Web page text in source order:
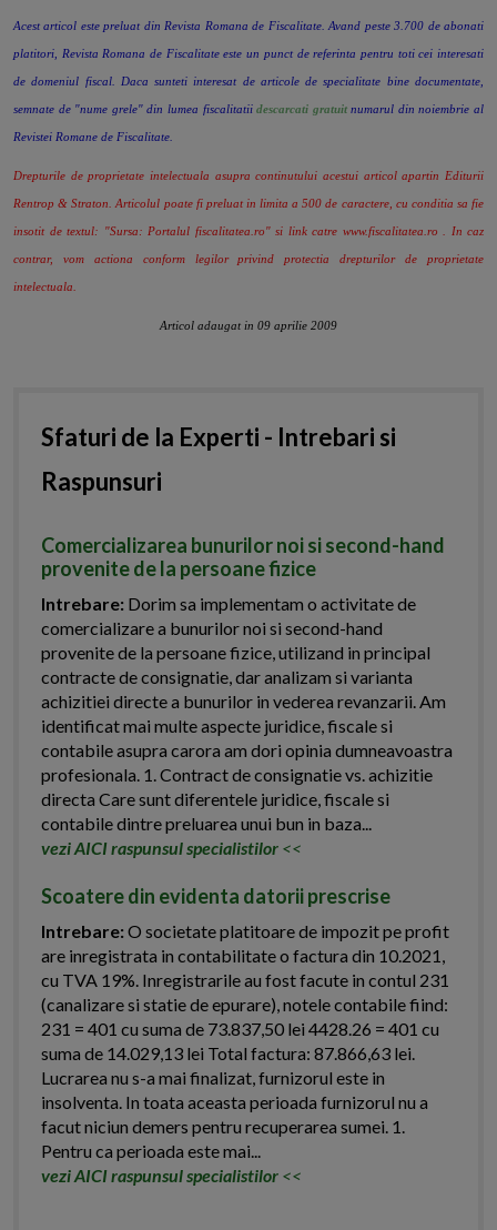
Acest articol este preluat din Revista Romana de Fiscalitate. Avand peste 3.700 de abonati
platitori, Revista Romana de Fiscalitateeste un punct de referinta pentru toti cei interesati
de domeniul fiscal. Daca sunteti interesat de articole de specialitate bine documentate,
semnate de "nume grele" din lumea fiscalitatiidescarcati gratuitnumarul din noiembrie al
Revistei Romane de Fiscalitate.
Drepturile de proprietate intelectuala asupra continutului acestui articol apartin Editurii
Rentrop & Straton. Articolul poate fi preluat in limita a 500 de caractere, cu conditia sa fie
insotit de textul: "Sursa: Portalul fiscalitatea.ro" si link catre www.fiscalitatea.ro . In caz
contrar, vom actiona conform legilor privind protectia drepturilor de proprietate
intelectuala.
Articol adaugat in 09 aprilie 2009
Sfaturi de la Experti - Intrebari si
Raspunsuri
Comercializarea bunurilor noi si second-hand
provenite de la persoane fizice
Intrebare: Dorim sa implementam o activitate de
comercializare a bunurilor noi si second-hand
provenite de la persoane fizice, utilizand in principal
contracte de consignatie, dar analizam si varianta
achizitiei directe a bunurilor in vederea revanzarii. Am
identificat mai multe aspecte juridice, fiscale si
contabile asupra carora am dori opinia dumneavoastra
profesionala. 1. Contract de consignatie vs. achizitie
directa Care sunt diferentele juridice, fiscale si
contabile dintre preluarea unui bun in baza...
vezi AICI raspunsul specialistilor <<
Scoatere din evidenta datorii prescrise
Intrebare:O societate platitoare de impozit pe profit
are inregistrata in contabilitate o factura din 10.2021,
cu TVA 19%. Inregistrarile au fost facute in contul 231
(canalizare si statie de epurare), notele contabile fiind:
231 = 401 cu suma de 73.837,50 lei 4428.26 = 401 cu
suma de 14.029,13 lei Total factura: 87.866,63 lei.
Lucrarea nu s-a mai finalizat, furnizorul este in
insolventa. In toata aceasta perioada furnizorul nu a
facut niciun demers pentru recuperarea sumei. 1.
Pentru ca perioada este mai...
vezi AICI raspunsul specialistilor <<